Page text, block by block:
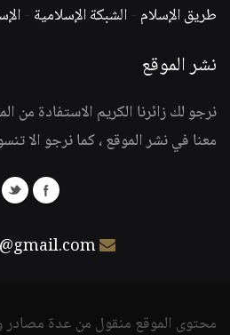
طريق الإسلام -الشبكة الإسلامية -
نشر الموقع
نرجو لك زائرنا الكريم الاستفادة من
معنا في نشر الموقع ، كما نرجو الا
محتوى الموقع منقول من عدة